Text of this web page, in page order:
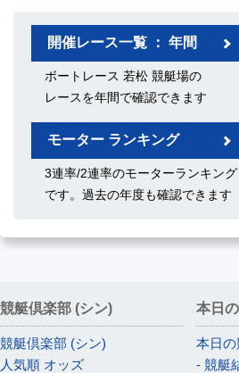
開催レース一覧 ： 年間
ボートレース 若松 競艇場の
レースを年間で確認できます
モーター ランキング
3連率/2連率のモーターランキング
です。過去の年度も確認できます
競艇倶楽部 (シン)
競艇倶楽部 (シン)
人気順 オッズ
本日
本日
- 競艇